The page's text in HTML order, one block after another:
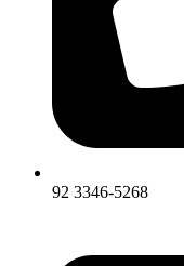
92 3346-5268